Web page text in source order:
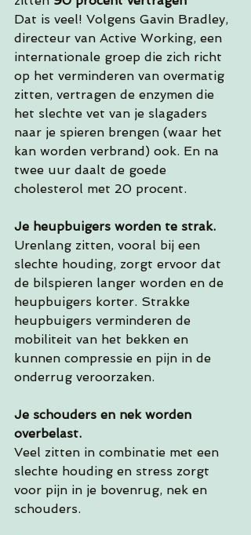
Dat is veel! Volgens Gavin Bradley,
directeur van Active Working, een
internationale groep die zich richt
op het verminderen van overmatig
zitten, vertragen de enzymen die
het slechte vet van je slagaders
naar je spieren brengen (waar het
kan worden verbrand) ook. En na
twee uur daalt de goede
cholesterol met 20 procent.
Je heupbuigers worden te strak.
Urenlang zitten, vooral bij een
slechte houding, zorgt ervoor dat
de bilspieren langer worden en de
heupbuigers korter. Strakke
heupbuigers verminderen de
mobiliteit van het bekken en
kunnen compressie en pijn in de
onderrug veroorzaken.
Je schouders en nek worden
overbelast.
Veel zitten in combinatie met een
slechte houding en stress zorgt
voor pijn in je bovenrug, nek en
schouders.